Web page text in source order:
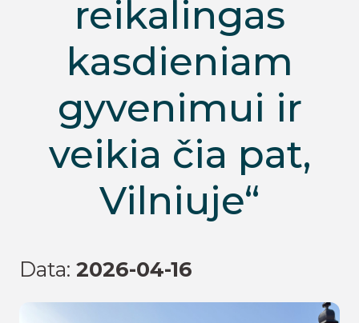
reikalingas
kasdieniam
gyvenimui ir
veikia čia pat,
Vilniuje“
Data: 2026-04-16